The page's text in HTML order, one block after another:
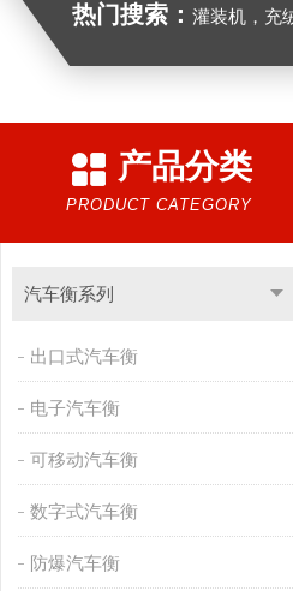
热门搜索： 灌装机，充
产品分类
PRODUCT CATEGORY
汽车衡系列
出口式汽车衡
电子汽车衡
可移动汽车衡
数字式汽车衡
防爆汽车衡